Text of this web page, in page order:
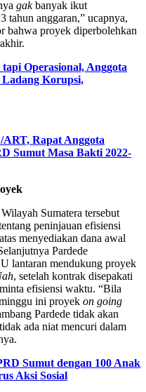
gakbanyak ikut
tahun anggaran,” ucapnya,
bahwa proyek diperbolehkan
Operasional, Anggota
Korupsi,
Rapat Anggota
Sumut Masa Bakti 2022-
Sumatera tersebut
peninjauan efisiensi
menyediakan dana awal
Pardede
lantaran mendukung proyek
, setelah kontrak disepakati
efisiensi waktu. “Bila
ini proyek on going
Pardede tidak akan
ada niat mencuri dalam
Sumut dengan 100 Anak
Aksi Sosial